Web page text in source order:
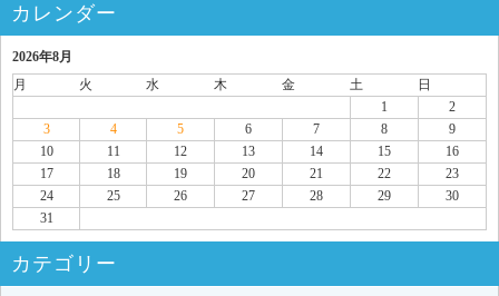
カレンダー
2026年8月
月
火 水 木 金 土
日
1
2
3
4 5 6 7 8
9
10
11 12 13 14 15
16
17
18 19 20 21 22
23
24
25 26 27 28 29
30
31
カテゴリー